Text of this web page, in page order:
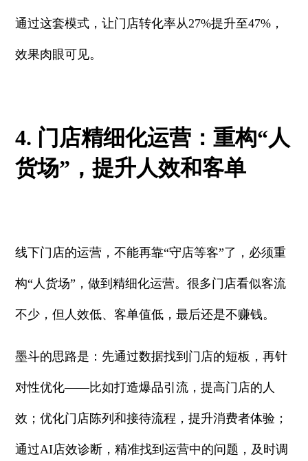
通过这套模式，让门店转化率从27%提升至47%，
效果肉眼可见。
4. 门店精细化运营：重构“人
货场”，提升人效和客单
线下门店的运营，不能再靠“守店等客”了，必须重
构“人货场”，做到精细化运营。很多门店看似客流
不少，但人效低、客单值低，最后还是不赚钱。
墨斗的思路是：先通过数据找到门店的短板，再针
对性优化——比如打造爆品引流，提高门店的人
效；优化门店陈列和接待流程，提升消费者体验；
通过AI店效诊断，精准找到运营中的问题，及时调